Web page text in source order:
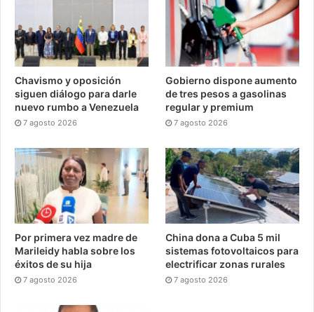
Chavismo y oposición
siguen diálogo para darle
nuevo rumbo a Venezuela
7 agosto 2026
Gobierno dispone aumento
de tres pesos a gasolinas
regular y premium
7 agosto 2026
Por primera vez madre de
Marileidy habla sobre los
éxitos de su hija
7 agosto 2026
China dona a Cuba 5 mil
sistemas fotovoltaicos para
electrificar zonas rurales
7 agosto 2026